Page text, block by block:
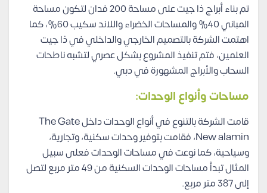
تم بناء أبراج ذا جيت على مساحة 200 فدان لتكون مساحة
المباني 40% والمساحات الخضراء واللاند سكيب 60%، كما
اهتمت الشركة بالتصميم الخارجي والداخلي في ذا جيت
العلمين، فتم تنفيذ المشروع بشكل عصري لتشبه ناطحات
السحاب والأبراج المشهورة في دبي.
مساحات وأنواع الوحدات:
قامت الشركة بالتنوع في أنواع الوحدات داخل The Gate
New alamin، فقامت بتوفير وحدات سكنية، وتجارية،
وسياحية، كما نوعت في مساحات الوحدات فعلى سبيل
المثال تبدأ مساحات الوحدات السكنية من 49 متر مربع لتصل
إلى 387 متر مربع.